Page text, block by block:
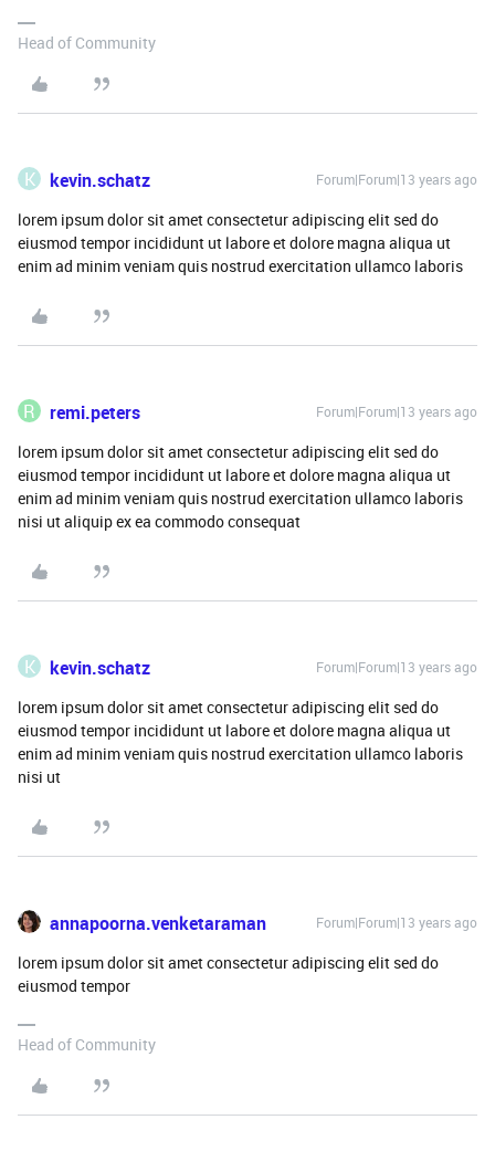
Head of Community
K kevin.schatz Forum|Forum|13 years ago
lorem ipsum dolor sit amet consectetur adipiscing elit sed do
eiusmod tempor incididunt ut labore et dolore magna aliqua ut
enim ad minim veniam quis nostrud exercitation ullamco laboris
R remi.peters Forum|Forum|13 years ago
lorem ipsum dolor sit amet consectetur adipiscing elit sed do
eiusmod tempor incididunt ut labore et dolore magna aliqua ut
enim ad minim veniam quis nostrud exercitation ullamco laboris
nisi ut aliquip ex ea commodo consequat
K kevin.schatz Forum|Forum|13 years ago
lorem ipsum dolor sit amet consectetur adipiscing elit sed do
eiusmod tempor incididunt ut labore et dolore magna aliqua ut
enim ad minim veniam quis nostrud exercitation ullamco laboris
nisi ut
annapoorna.venketaraman Forum|Forum|13 years ago
lorem ipsum dolor sit amet consectetur adipiscing elit sed do
eiusmod tempor
Head of Community